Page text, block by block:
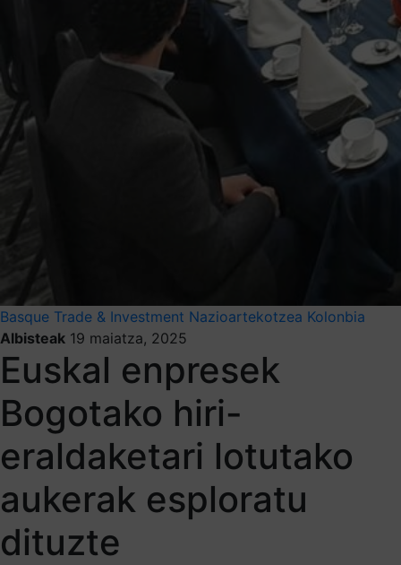
Basque Trade & Investment Nazioartekotzea Kolonbia
Albisteak 19 maiatza, 2025
Euskal enpresek
Bogotako hiri-
eraldaketari lotutako
aukerak esploratu
dituzte